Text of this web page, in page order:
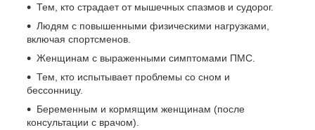
Тем, кто страдает от мышечных спазмов и судорог.
Людям с повышенными физическими нагрузками,
включая спортсменов.
Женщинам с выраженными симптомами ПМС.
Тем, кто испытывает проблемы со сном и
бессонницу.
Беременным и кормящим женщинам (после
консультации с врачом).